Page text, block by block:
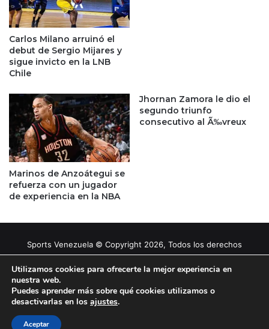
Carlos Milano arruinó el
debut de Sergio Mijares y
sigue invicto en la LNB
Chile
Marinos de Anzoátegui se
refuerza con un jugador
de experiencia en la NBA
Jhornan Zamora le dio el
segundo triunfo
consecutivo al Ã‰vreux
Sports Venezuela © Copyright 2026, Todos los derechos
Facebook
X YouTubeInstagram
Utilizamos cookies para ofrecerte la mejor experiencia en
nuestra web.
Puedes aprender más sobre qué cookies utilizamos o
desactivarlas en los ajustes.
Aceptar